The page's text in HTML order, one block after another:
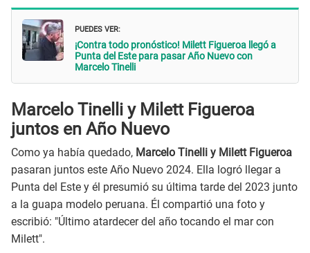
PUEDES VER:
¡Contra todo pronóstico! Milett Figueroa llegó a
Punta del Este para pasar Año Nuevo con
Marcelo Tinelli
Marcelo Tinelli y Milett Figueroa
juntos en Año Nuevo
Como ya había quedado, Marcelo Tinelli y Milett Figueroa
pasaran juntos este Año Nuevo 2024. Ella logró llegar a
Punta del Este y él presumió su última tarde del 2023 junto
a la guapa modelo peruana. Él compartió una foto y
escribió: "Último atardecer del año tocando el mar con
Milett".